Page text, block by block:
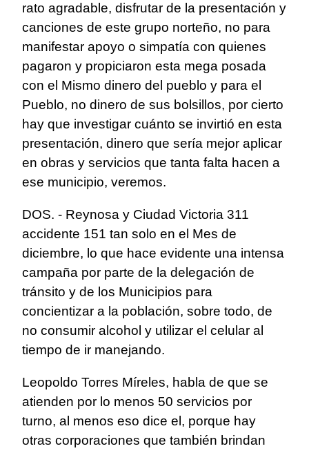
rato agradable, disfrutar de la presentación y
canciones de este grupo norteño, no para
manifestar apoyo o simpatía con quienes
pagaron y propiciaron esta mega posada
con el Mismo dinero del pueblo y para el
Pueblo, no dinero de sus bolsillos, por cierto
hay que investigar cuánto se invirtió en esta
presentación, dinero que sería mejor aplicar
en obras y servicios que tanta falta hacen a
ese municipio, veremos.
DOS. - Reynosa y Ciudad Victoria 311
accidente 151 tan solo en el Mes de
diciembre, lo que hace evidente una intensa
campaña por parte de la delegación de
tránsito y de los Municipios para
concientizar a la población, sobre todo, de
no consumir alcohol y utilizar el celular al
tiempo de ir manejando.
Leopoldo Torres Míreles, habla de que se
atienden por lo menos 50 servicios por
turno, al menos eso dice el, porque hay
otras corporaciones que también brindan